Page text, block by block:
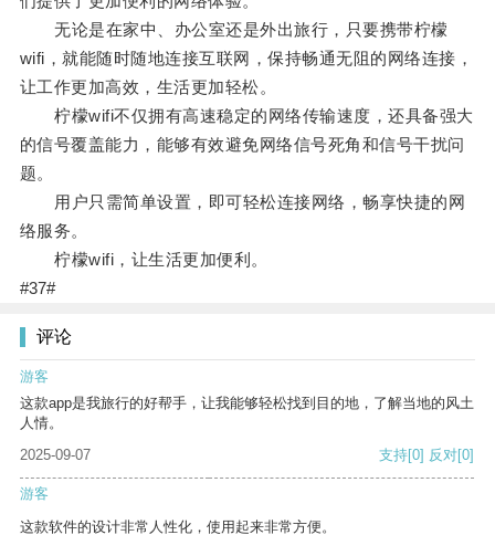
无论是在家中、办公室还是外出旅行，只要携带柠檬
wifi，就能随时随地连接互联网，保持畅通无阻的网络连接，
让工作更加高效，生活更加轻松。
柠檬wifi不仅拥有高速稳定的网络传输速度，还具备强大
的信号覆盖能力，能够有效避免网络信号死角和信号干扰问
题。
用户只需简单设置，即可轻松连接网络，畅享快捷的网
络服务。
柠檬wifi，让生活更加便利。
#37#
评论
游客
这款app是我旅行的好帮手，让我能够轻松找到目的地，了解当地的风土
人情。
2025-09-07
支持[0] 反对[0]
游客
这款软件的设计非常人性化，使用起来非常方便。